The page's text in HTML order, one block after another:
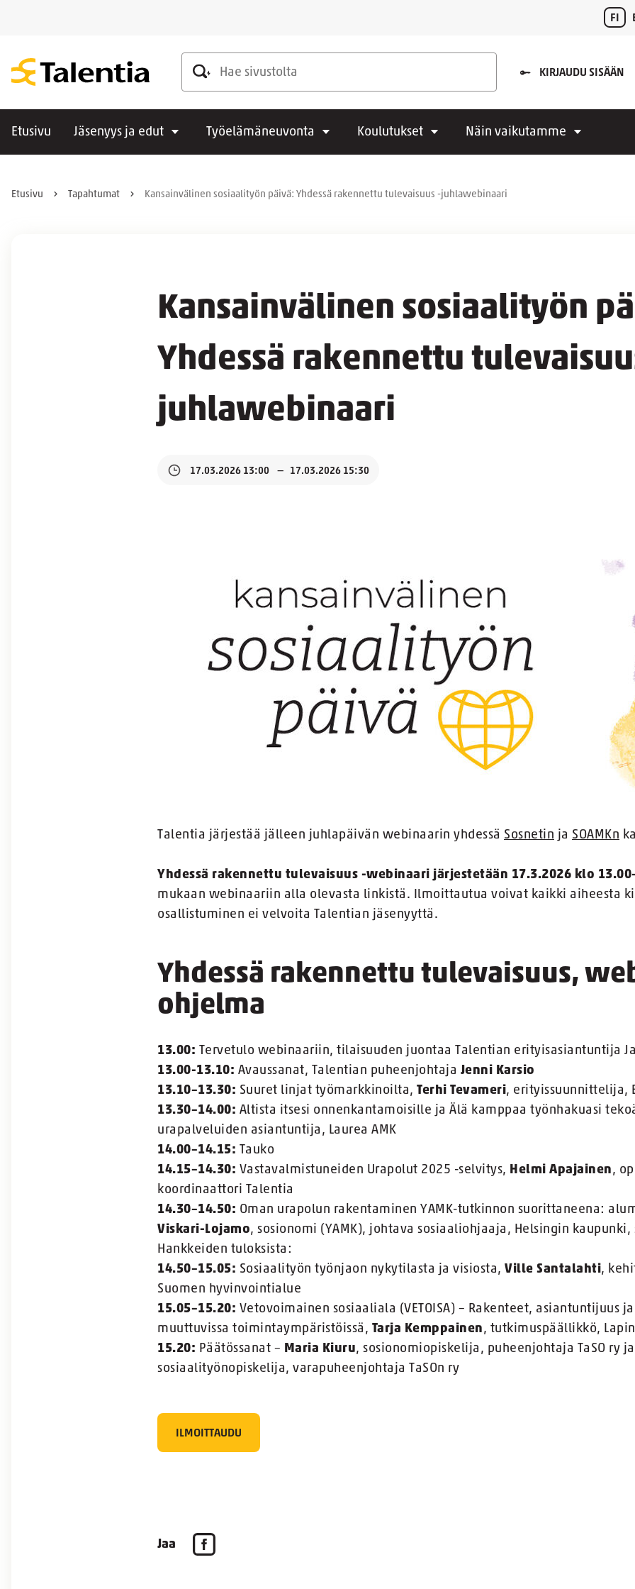
FI
Hae sivustolta
KIRJAUDU SISÄÄN
Etusivu Jäsenyys ja edut Työelämäneuvonta Koulutukset Näin vaikutamme
Etusivu Tapahtumat Kansainvälinen sosiaalityön päivä: Yhdessä rakennettu tulevaisuus -juhlawebinaari
Kansainvälinen sosiaalityön
Yhdessä rakennettu
juhlawebinaari
17.03.2026 13:00 17.03.2026 15:30
Talentia järjestää jälleen juhlapäivän webinaarin yhdessä Sosnetin ja SOAMKn
Yhdessä rakennettu tulevaisuus -webinaari järjestetään 17.3.2026 klo
mukaan webinaariin alla olevasta linkistä. Ilmoittautua voivat kaikki aiheesta
osallistuminen ei velvoita Talentian jäsenyyttä.
Yhdessä rakennettu tulevaisuus,
ohjelma
13.00: Tervetulo webinaariin, tilaisuuden juontaa Talentian erityisasiantuntija
13.00-13.10: Avaussanat, Talentian puheenjohtaja Jenni Karsio
13.10–13.30: Suuret linjat työmarkkinoilta, Terhi Tevameri, erityissuunnittelija,
13.30–14.00: Altista itsesi onnenkantamoisille ja Älä kamppaa työnhakuasi
urapalveluiden asiantuntija, Laurea AMK
14.00–14.15: Tauko
14.15–14.30: Vastavalmistuneiden Urapolut 2025 -selvitys, Helmi Apajainen,
koordinaattori Talentia
14.30–14.50: Oman urapolun rakentaminen YAMK-tutkinnon suorittaneena:
Viskari-Lojamo, sosionomi (YAMK), johtava sosiaaliohjaaja, Helsingin
Hankkeiden tuloksista:
14.50–15.05: Sosiaalityön työnjaon nykytilasta ja visiosta, Ville Santalahti,
Suomen hyvinvointialue
15.05–15.20: Vetovoimainen sosiaaliala (VETOISA) – Rakenteet, asiantuntijuus
muuttuvissa toimintaympäristöissä, Tarja Kemppainen, tutkimuspäällikkö,
15.20: Päätössanat – Maria Kiuru, sosionomiopiskelija, puheenjohtaja TaSO ry
sosiaalityönopiskelija, varapuheenjohtaja TaSOn ry
ILMOITTAUDU
Jaa